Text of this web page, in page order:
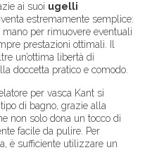
ai suoi ugelli
estremamente semplice:
per rimuovere eventuali
prestazioni ottimali. Il
un’ottima libertà di
doccetta pratico e comodo.
per vasca Kant si
di bagno, grazie alla
non solo dona un tocco di
facile da pulire. Per
è sufficiente utilizzare un